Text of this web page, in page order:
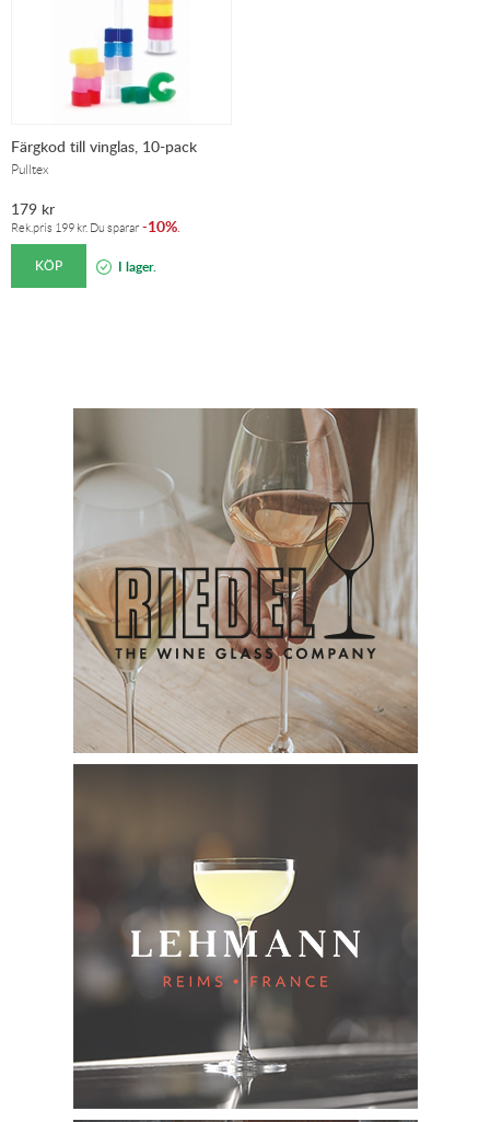
Färgkod till vinglas, 10-pack
Pulltex
179 kr
Rek.pris 199 kr. Du sparar -10%
KÖP I lager.